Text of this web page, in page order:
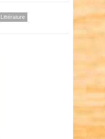
Littérature